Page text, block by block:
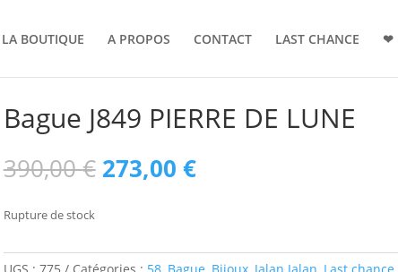
LA BOUTIQUE A PROPOS CONTACT LAST CHANCE ❤
Bague J849 PIERRE DE LUNE
390,00€ Le
prix
390,00 €.
273,00 €Le
prix
273,00 €.
Rupture de stock